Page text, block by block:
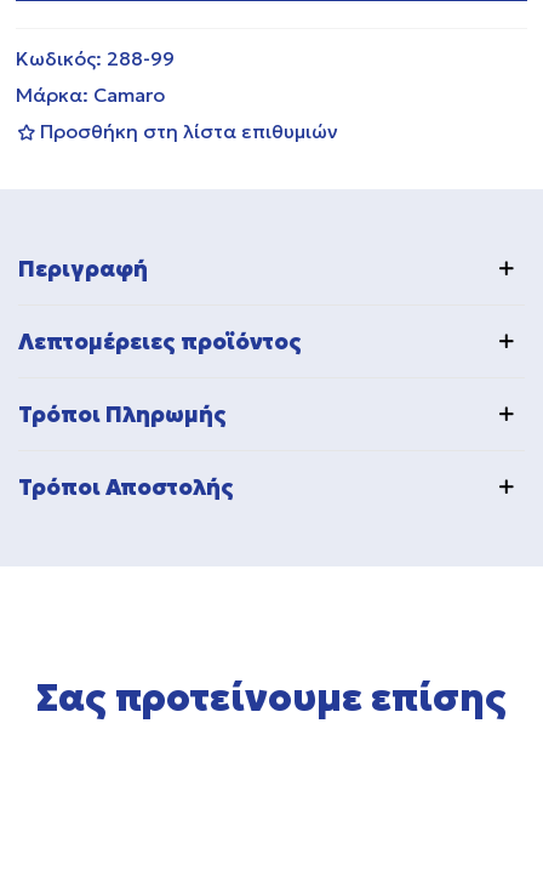
Κωδικός: 288-99
Μάρκα: Camaro
Προσθήκη στη λίστα επιθυμιών
Περιγραφή
Λεπτομέρειες προϊόντος
Τρόποι Πληρωμής
Τρόποι Αποστολής
Σας προτείνουμε επίσης